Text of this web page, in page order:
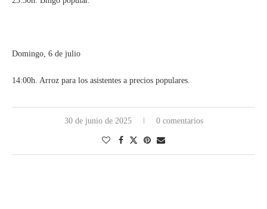
Domingo, 6 de julio
14:00h. Arroz para los asistentes a precios populares.
30 de junio de 2025 0 comentarios